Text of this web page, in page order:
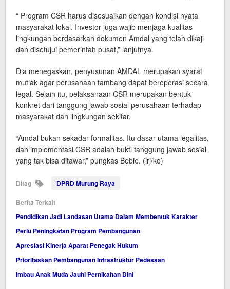
“ Program CSR harus disesuaikan dengan kondisi nyata
masyarakat lokal. Investor juga wajib menjaga kualitas
lingkungan berdasarkan dokumen Amdal yang telah dikaji
dan disetujui pemerintah pusat,” lanjutnya.
Dia menegaskan, penyusunan AMDAL merupakan syarat
mutlak agar perusahaan tambang dapat beroperasi secara
legal. Selain itu, pelaksanaan CSR merupakan bentuk
konkret dari tanggung jawab sosial perusahaan terhadap
masyarakat dan lingkungan sekitar.
“Amdal bukan sekadar formalitas. Itu dasar utama legalitas,
dan implementasi CSR adalah bukti tanggung jawab sosial
yang tak bisa ditawar,” pungkas Bebie. (irj/ko)
Ditag DPRD Murung Raya
Berita Terkait
Pendidikan Jadi Landasan Utama Dalam Membentuk Karakter
Perlu Peningkatan Program Pembangunan
Apresiasi Kinerja Aparat Penegak Hukum
Prioritaskan Pembangunan Infrastruktur Pedesaan
Imbau Anak Muda Jauhi Pernikahan Dini